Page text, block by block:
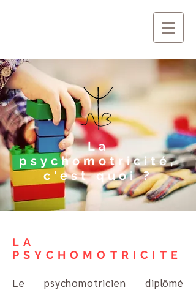
La
psychomotricité,
c'est quoi ?
LA
PSYCHOMOTRICITE
Le psychomotricien diplômé